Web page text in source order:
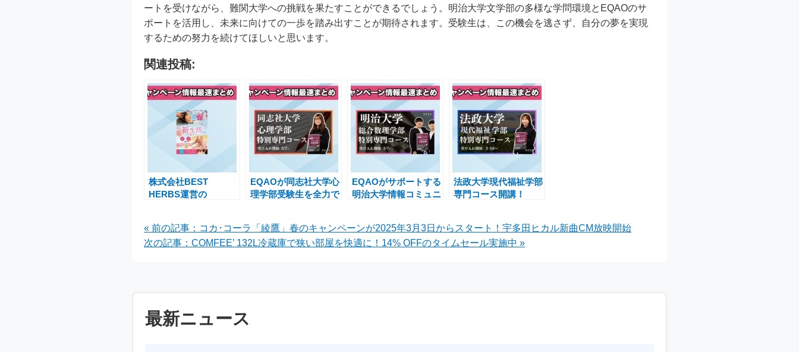
ートを受けながら、難関大学への挑戦を果たすことができるでしょう。明治大学文学部の多様な学問環境とEQAOのサ
ポートを活用し、未来に向けての一歩を踏み出すことが期待されます。受験生は、この機会を逃さず、自分の夢を実現
するための努力を続けてほしいと思います。
関連投稿:
株式会社BEST
HERBS運営の
でお得に提供
EQAOが同志社大学心
理学部受験生を全力で
情報
EQAOがサポートする
明治大学情報コミュニ
のお知らせ
法政大学現代福祉学部
専門コース開講！
ーン実施中
« 前の記事：コカ･コーラ「綾鷹」春のキャンペーンが2025年3月3日からスタート！宇多田ヒカル新曲CM放映開始
次の記事：COMFEE’ 132L冷蔵庫で狭い部屋を快適に！14% OFFのタイムセール実施中 »
最新ニュース